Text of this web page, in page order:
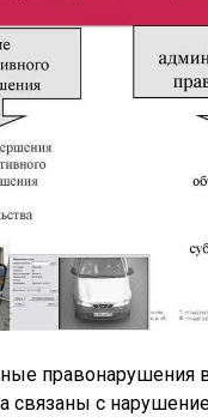
правонарушения
связаны с